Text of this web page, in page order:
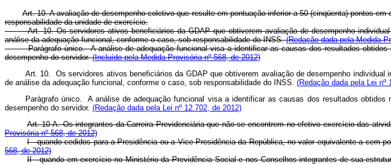
Art. 10. A avaliação de desempenho coletivo que resulte em pontuação inferior a 50 (cinqüenta) pontos
responsabilidade da unidade de exercício.
Art. 10. Os servidores ativos beneficiários da GDAP que obtiverem avaliação de desempenho
análise da adequação funcional, conforme o caso, sob responsabilidade do INSS.(Redação dada pela Medida
Parágrafo único. A análise de adequação funcional visa a identificar as causas dos resultados obtidos
desempenho do servidor.(Incluído pela Medida Provisória nº 568, de 2012)
Art. 10. Os servidores ativos beneficiários da GDAP que obtiverem avaliação de desempenho
de análise da adequação funcional, conforme o caso, sob responsabilidade do INSS. (Redação dada pela Lei nº
Parágrafo único. A análise de adequação funcional visa a identificar as causas dos resultados
desempenho do servidor. (Redação dada pela Lei nº 12.702, de 2012)
Art. 10-A. Os integrantes da Carreira Previdenciária que não se encontrem no efetivo exercício das
Provisória nº 568, de 2012)
I - quando cedidos para a Presidência ou a Vice-Presidência da República, no valor equivalente a
568, de 2012)
II - quando em exercício no Ministério da Previdência Social e nos Conselhos integrantes de sua